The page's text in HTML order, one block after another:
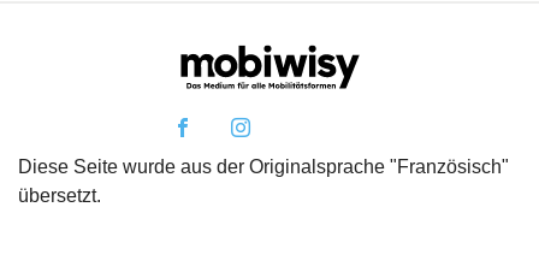
Diese Seite wurde aus der Originalsprache "Französisch"
übersetzt.